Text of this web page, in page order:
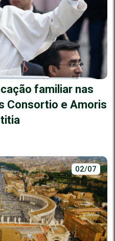
familiar nas
Consortio e Amoris
02/07